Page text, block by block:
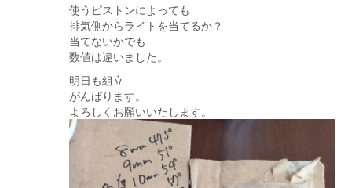
使うピストンによっても
排気側からライトを当てるか？
当てないかでも
数値は違いました。
明日も組立
がんばります。
よろしくお願いいたします。